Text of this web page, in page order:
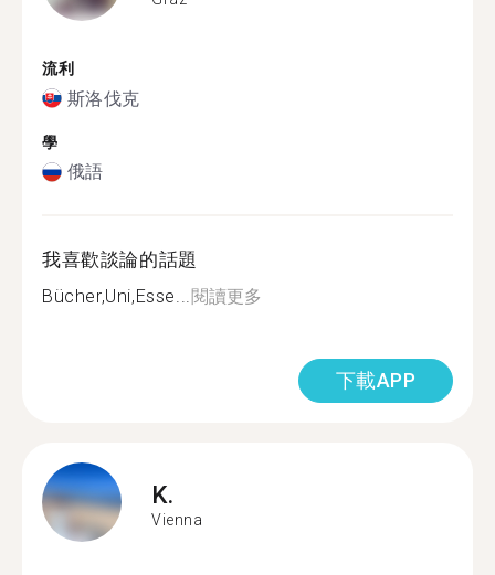
流利
斯洛伐克
學
俄語
我喜歡談論的話題
Bücher,Uni,Esse...閱讀更多
下載APP
K.
Vienna